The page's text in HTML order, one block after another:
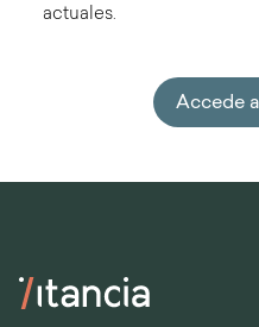
actuales.
Accede